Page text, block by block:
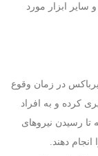
ابزار مورد
در زمان وقوع
کرده و به افراد
رسیدن نیروهای
دهند.